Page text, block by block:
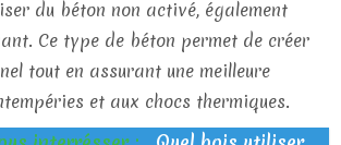
du béton non activé, également
Ce type de béton permet de créer
tout en assurant une meilleure
et aux chocs thermiques.